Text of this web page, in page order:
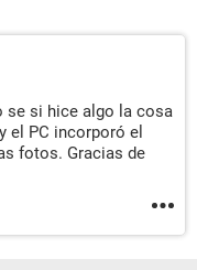
se si hice algo la cosa
el PC incorporó el
fotos. Gracias de